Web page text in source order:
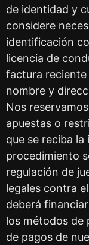
de identidad y
considere
identificación
licencia de
factura reciente
nombre y
Nos
apuestas o
que se reciba
procedimiento
regulación de
legales contra
deberá
los métodos de
de pagos de